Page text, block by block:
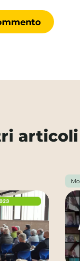
articoli